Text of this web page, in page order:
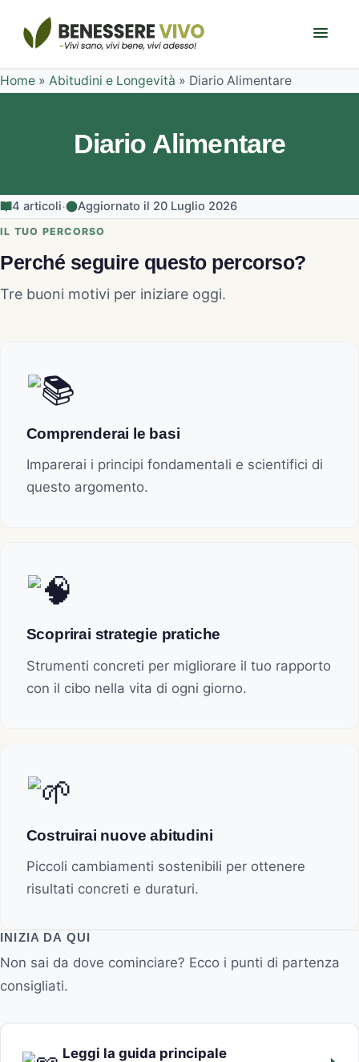
Home » Abitudini e Longevità » Diario Alimentare
Diario Alimentare
4 articoli· Aggiornato il 20 Luglio 2026
IL TUO PERCORSO
Perché seguire questo percorso?
Tre buoni motivi per iniziare oggi.
Comprenderai le basi
Imparerai i principi fondamentali e scientifici di
questo argomento.
Scoprirai strategie pratiche
Strumenti concreti per migliorare il tuo rapporto
con il cibo nella vita di ogni giorno.
Costruirai nuove abitudini
Piccoli cambiamenti sostenibili per ottenere
risultati concreti e duraturi.
INIZIA DA QUI
Non sai da dove cominciare? Ecco i punti di partenza
consigliati.
Leggi la guida principale